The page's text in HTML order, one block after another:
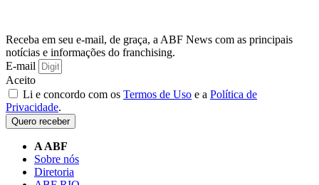
Receba em seu e-mail, de graça, a ABF News com as principais
notícias e informações do franchising.
E-mail
Aceito
Li e concordo com os Termos de Uso e a Política de
Privacidade.
Quero receber
A ABF
Sobre nós
Diretoria